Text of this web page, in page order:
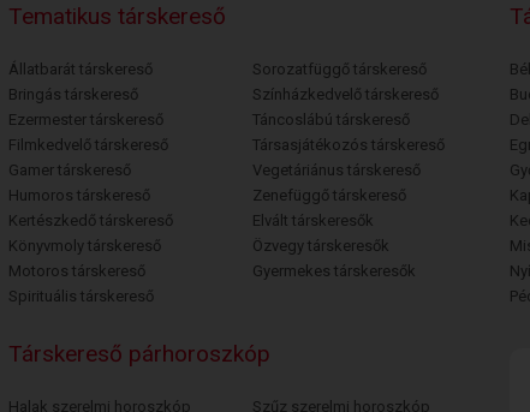
Tematikus társkereső
Állatbarát társkereső
Bringás társkereső
Ezermester társkereső
Filmkedvelő társkereső
Gamer társkereső
Humoros társkereső
Kertészkedő társkereső
Könyvmoly társkereső
Motoros társkereső
Spirituális társkereső
Sorozatfüggő társkereső
Színházkedvelő társkereső
Táncoslábú társkereső
Társasjátékozós társkereső
Vegetáriánus társkereső
Zenefüggő társkereső
Elvált társkeresők
Özvegy társkeresők
Gyermekes társkeresők
Társkereső párhoroszkóp
Halak szerelmi horoszkóp Szűz szerelmi horoszkóp